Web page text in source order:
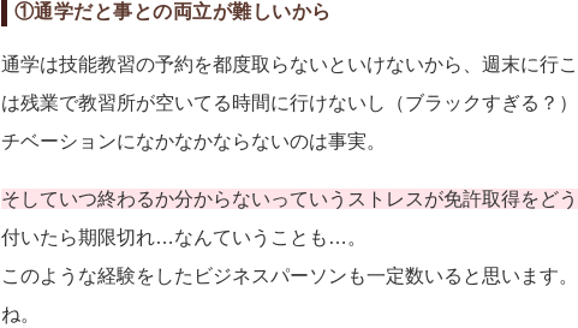
①通学だと事との両立が難しいから
通学は技能教習の予約を都度取らないといけないから、週末に行
は残業で教習所が空いてる時間に行けないし（ブラックすぎる？
チベーションになかなかならないのは事実。
そしていつ終わるか分からないっていうストレスが免許取得をど
付いたら期限切れ…なんていうことも…。
このような経験をしたビジネスパーソンも一定数いると思います
ね。